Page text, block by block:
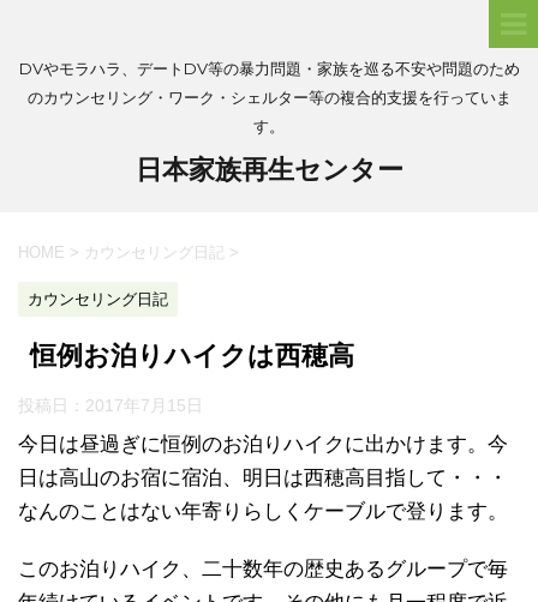
DVやモラハラ、デートDV等の暴力問題・家族を巡る不安や問題のため
のカウンセリング・ワーク・シェルター等の複合的支援を行っていま
す。
日本家族再生センター
HOME > カウンセリング日記 >
カウンセリング日記
恒例お泊りハイクは西穂高
投稿日： 2017年7月15日
今日は昼過ぎに恒例のお泊りハイクに出かけます。今
日は高山のお宿に宿泊、明日は西穂高目指して・・・
なんのことはない年寄りらしくケーブルで登ります。
このお泊りハイク、二十数年の歴史あるグループで毎